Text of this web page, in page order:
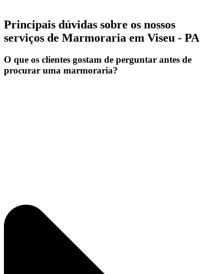
Principais dúvidas sobre os nossos
serviços de Marmoraria em Viseu - PA
O que os clientes gostam de perguntar antes de
procurar uma marmoraria?